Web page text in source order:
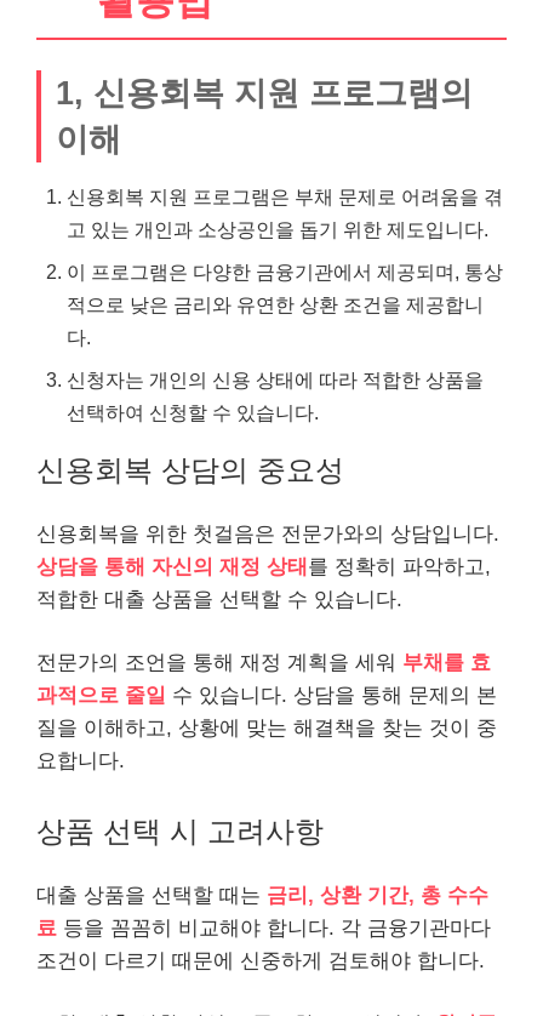
1, 신용회복 지원 프로그램의
이해
신용회복 지원 프로그램은 부채 문제로 어려움을 겪
고 있는 개인과 소상공인을 돕기 위한 제도입니다.
이 프로그램은 다양한 금융기관에서 제공되며, 통상
적으로 낮은 금리와 유연한 상환 조건을 제공합니
다.
신청자는 개인 의 신용 상태에 따라 적합한 상품을
선택하여 신청할 수 있습니다.
신용회복 상담의 중요성
신용회복을 위한 첫걸음은 전문가와의 상담입니다.
상담을 통해 자신의 재정 상태 를 정확히 파악하고,
적합한 대출 상품을 선택할 수 있습니다.
전문가의 조언을 통해 재정 계획을 세워 부채를 효
과적으로 줄일 수 있습니다. 상담을 통해 문제의 본
질을 이해하고, 상황에 맞는 해결책을 찾는 것이 중
요합니다.
상품 선택 시 고려사항
대출 상품을 선택할 때는 금리, 상환 기간, 총 수수
료 등을 꼼꼼히 비교해야 합니다. 각 금융기관마다
조건이 다르기 때문에 신중하게 검토해야 합니다.